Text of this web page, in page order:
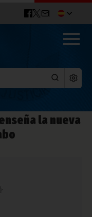
la nueva